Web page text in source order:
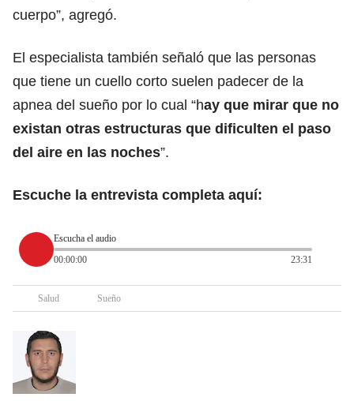
cuerpo”, agregó.
El especialista también señaló que las personas
que tiene un cuello corto suelen padecer de la
apnea del sueño por lo cual “hay que mirar que no
existan otras estructuras que dificulten el paso
del aire en las noches”.
Escuche la entrevista completa aquí:
Escucha el audio
00:00:00
23:31
Salud Sueño